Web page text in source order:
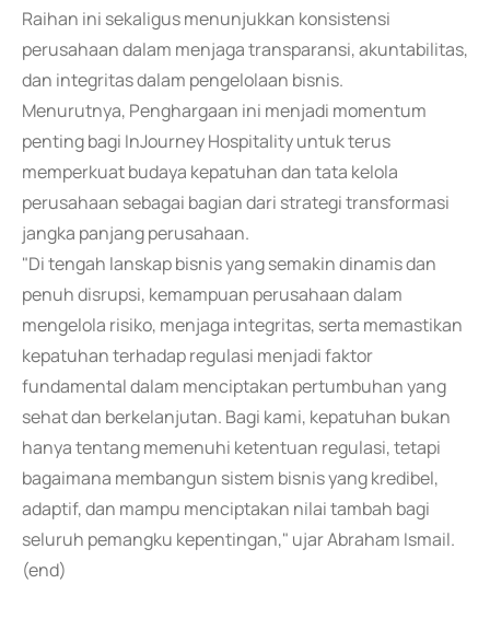
Raihan ini sekaligus menunjukkan konsistensi
perusahaan dalam menjaga transparansi, akuntabilitas,
dan integritas dalam pengelolaan bisnis.
Menurutnya, Penghargaan ini menjadi momentum
penting bagi InJourney Hospitality untuk terus
memperkuat budaya kepatuhan dan tata kelola
perusahaan sebagai bagian dari strategi transformasi
jangka panjang perusahaan.
"Di tengah lanskap bisnis yang semakin dinamis dan
penuh disrupsi, kemampuan perusahaan dalam
mengelola risiko, menjaga integritas, serta memastikan
kepatuhan terhadap regulasi menjadi faktor
fundamental dalam menciptakan pertumbuhan yang
sehat dan berkelanjutan. Bagi kami, kepatuhan bukan
hanya tentang memenuhi ketentuan regulasi, tetapi
bagaimana membangun sistem bisnis yang kredibel,
adaptif, dan mampu menciptakan nilai tambah bagi
seluruh pemangku kepentingan," ujar Abraham Ismail.
(end)